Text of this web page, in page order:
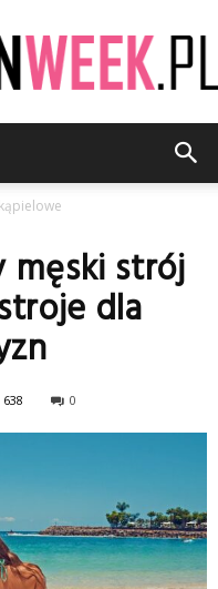
męski strój
dla
638 0